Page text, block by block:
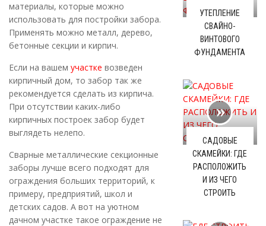
материалы, которые можно
использовать для постройки забора.
Применять можно металл, дерево,
бетонные секции и кирпич.
Если на вашем участке возведен
кирпичный дом, то забор так же
рекомендуется сделать из кирпича.
При отсутствии каких-либо
кирпичных построек забор будет
выглядеть нелепо.
Сварные металлические секционные
заборы лучше всего подходят для
ограждения больших территорий, к
примеру, предприятий, школ и
детских садов. А вот на уютном
дачном участке такое ограждение не
УТЕПЛЕНИЕ
СВАЙНО-
ВИНТОВОГО
ФУНДАМЕНТА
САДОВЫЕ
СКАМЕЙКИ: ГДЕ
РАСПОЛОЖИТЬ
И ИЗ ЧЕГО
СТРОИТЬ